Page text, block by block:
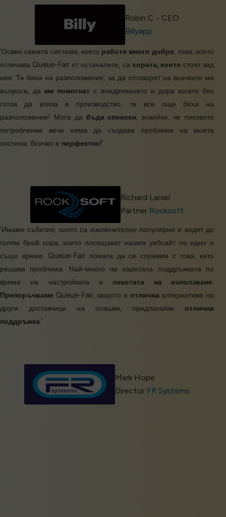
Robin C - CEO
Billyapp
‘Освен самата система, която работи много добре, това, което
отличава Queue-Fair от останалите, са хората, които стоят зад
нея. Те бяха на разположение, за да отговорят на всичките ми
въпроси, да ми помогнат с внедряването и дори когато бях
готов да вляза в производство, те все още бяха на
разположение! Мога да бъда спокоен, знаейки, че пиковото
потребление вече няма да създава проблеми на моята
система. Всичко е перфектно!’
Richard Laniel
Partner Rocksoft
‘Имаме събития, които са изключително популярни и водят до
голям брой хора, които посещават нашия уебсайт по едно и
също време. Queue-Fair помага да се справим с това, като
решава проблема. Най-много ни харесаха поддръжката по
време на настройката илекотата на използване.
Препоръчваме Queue-Fair, защото е отличнаалтернатива на
други доставчици на опашки, предлагайки отлична
поддръжка.’
Mark Hope
Director FR Systems